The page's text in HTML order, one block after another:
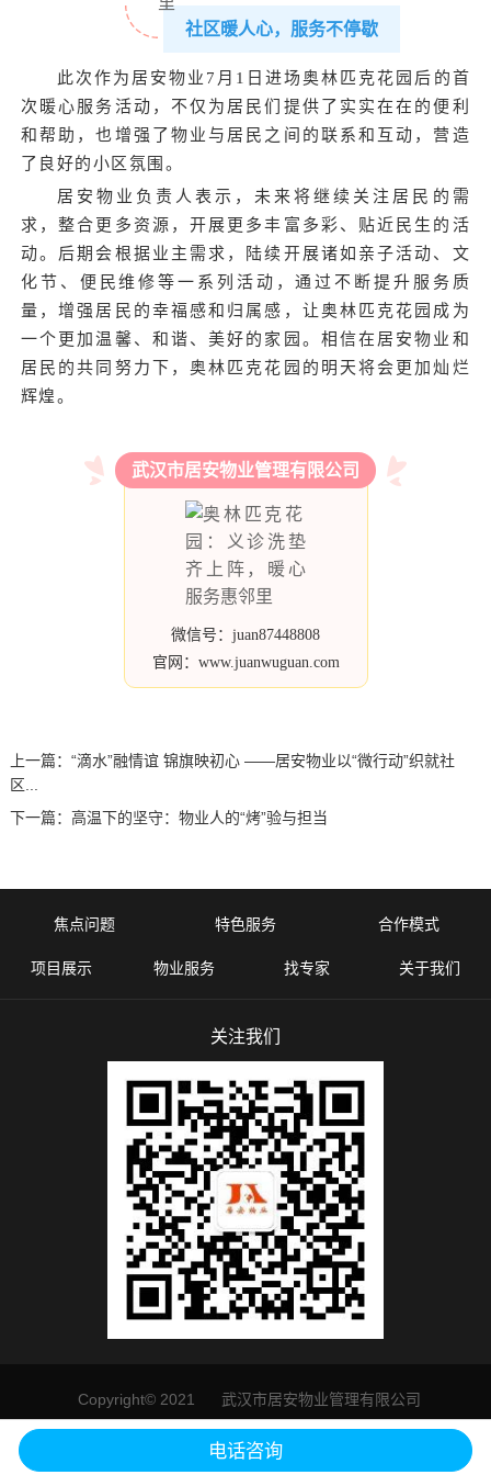
社区暖人心，服务不停歇
此次作为居安物业7月1日进场奥林匹克花园后的首
次暖心服务活动，不仅为居民们提供了实实在在的便利
和帮助，也增强了物业与居民之间的联系和互动，营造
了良好的小区氛围。
居安物业负责人表示，未来将继续关注居民的需
求，整合更多资源，开展更多丰富多彩、贴近民生的活
动。后期会根据业主需求，陆续开展诸如亲子活动、文
化节、便民维修等一系列活动，通过不断提升服务质
量，增强居民的幸福感和归属感，让奥林匹克花园成为
一个更加温馨、和谐、美好的家园。相信在居安物业和
居民的共同努力下，奥林匹克花园的明天将会更加灿烂
辉煌。
武汉市居安物业管理有限公司
微信号：juan87448808
官网：www.juanwuguan.com
上一篇： “滴水”融情谊 锦旗映初心 ——居安物业以“微行动”织就社
区...
下一篇： 高温下的坚守：物业人的“烤”验与担当
焦点问题 特色服务 合作模式
项目展示 物业服务 找专家 关于我们
关注我们
Copyright© 2021 武汉市居安物业管理有限公司
鄂ICP备19003554号
犀牛云提供企业云服务
电话咨询